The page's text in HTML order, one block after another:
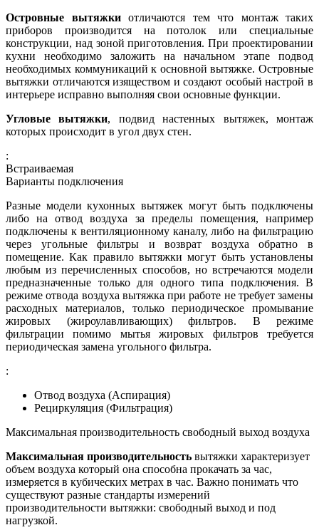
Островные вытяжкиотличаются тем что монтаж таких
приборов производится на потолок или специальные
конструкции, над зоной приготовления. При проектировании
кухни необходимо заложить на начальном этапе подвод
необходимых коммуникаций к основной вытяжке. Островные
вытяжки отличаются изяществом и создают особый настрой в
интерьере исправно выполняя свои основные функции.
Угловые вытяжки, подвид настенных вытяжек, монтаж
которых происходит в угол двух стен.
:
Встраиваемая
Варианты подключения
Разные модели кухонных вытяжек могут быть подключены
либо на отвод воздуха за пределы помещения, например
подключены к вентиляционному каналу, либо на фильтрацию
через угольные фильтры и возврат воздуха обратно в
помещение. Как правило вытяжки могут быть установлены
любым из перечисленных способов, но встречаются модели
предназначенные только для одного типа подключения. В
режиме отвода воздуха вытяжка при работе не требует замены
расходных материалов, только периодическое промывание
жировых (жироулавливающих) фильтров. В режиме
фильтрации помимо мытья жировых фильтров требуется
периодическая замена угольного фильтра.
:
Отвод воздуха (Аспирация)
Рециркуляция (Фильтрация)
Максимальная производительность свободный выход воздуха
Максимальная производительность вытяжки характеризует
объем воздуха который она способна прокачать за час,
измеряется в кубических метрах в час. Важно понимать что
существуют разные стандарты измерений
производительности вытяжки: свободный выход и под
нагрузкой.